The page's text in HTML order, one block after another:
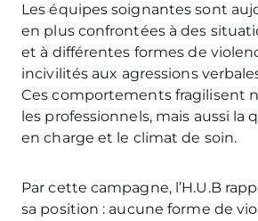
Les équipes soignantes sont
en plus confrontées à des
et à différentes formes de
incivilités aux agressions
Ces comportements fragilisent
les professionnels, mais aussi la
en charge et le climat de soin.
Par cette campagne, l’H.U.B
sa position : aucune forme de